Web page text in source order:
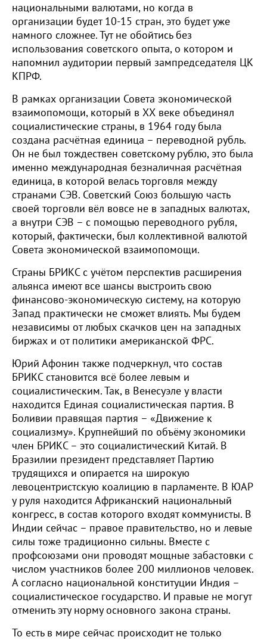
национальными валютами, но когда в
организации будет 10-15 стран, это будет уже
намного сложнее. Тут не обойтись без
использования советского опыта, о котором и
напомнил аудитории первый зампредседателя ЦК
КПРФ.
В рамках организации Совета экономической
взаимопомощи, который в ХХ веке объединял
социалистические страны, в 1964 году была
создана расчётная единица – переводной рубль.
Он не был тождествен советскому рублю, это была
именно международная безналичная расчётная
единица, в которой велась торговля между
странами СЭВ. Советский Союз большую часть
своей торговли вёл вовсе не в западных валютах,
а внутри СЭВ – с помощью переводного рубля,
который, фактически, был коллективной валютой
Совета экономической взаимопомощи.
Страны БРИКС с учётом перспектив расширения
альянса имеют все шансы выстроить свою
финансово-экономическую систему, на которую
Запад практически не сможет влиять. Мы будем
независимы от любых скачков цен на западных
биржах и от политики американской ФРС.
Юрий Афонин также подчеркнул, что состав
БРИКС становится всё более левым и
социалистическим. Так, в Венесуэле у власти
находится Единая социалистическая партия. В
Боливии правящая партия – «Движение к
социализму». Крупнейший по объёму экономики
член БРИКС – это социалистический Китай. В
Бразилии президент представляет Партию
трудящихся и опирается на широкую
левоцентристскую коалицию в парламенте. В ЮАР
у руля находится Африканский национальный
конгресс, в состав которого входят коммунисты. В
Индии сейчас – правое правительство, но и левые
силы тоже традиционно сильны. Вместе с
профсоюзами они проводят мощные забастовки с
числом участников более 200 миллионов человек.
А согласно национальной конституции Индия –
социалистическое государство. И правые не могут
отменить эту норму основного закона страны.
То есть в мире сейчас происходит не только